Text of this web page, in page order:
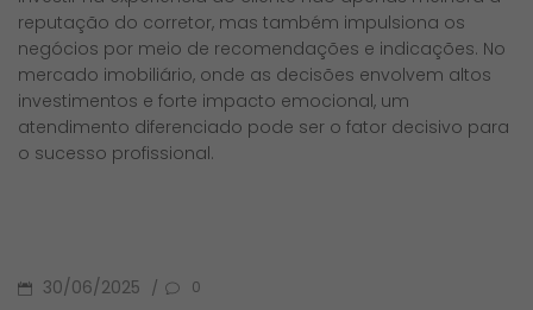
reputação do corretor, mas também impulsiona os
negócios por meio de recomendações e indicações. No
mercado imobiliário, onde as decisões envolvem altos
investimentos e forte impacto emocional, um
atendimento diferenciado pode ser o fator decisivo para
o sucesso profissional.
POSTED
30/06/2025 / 0